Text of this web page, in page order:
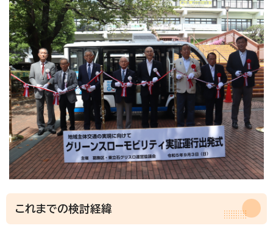
これまでの検討経緯